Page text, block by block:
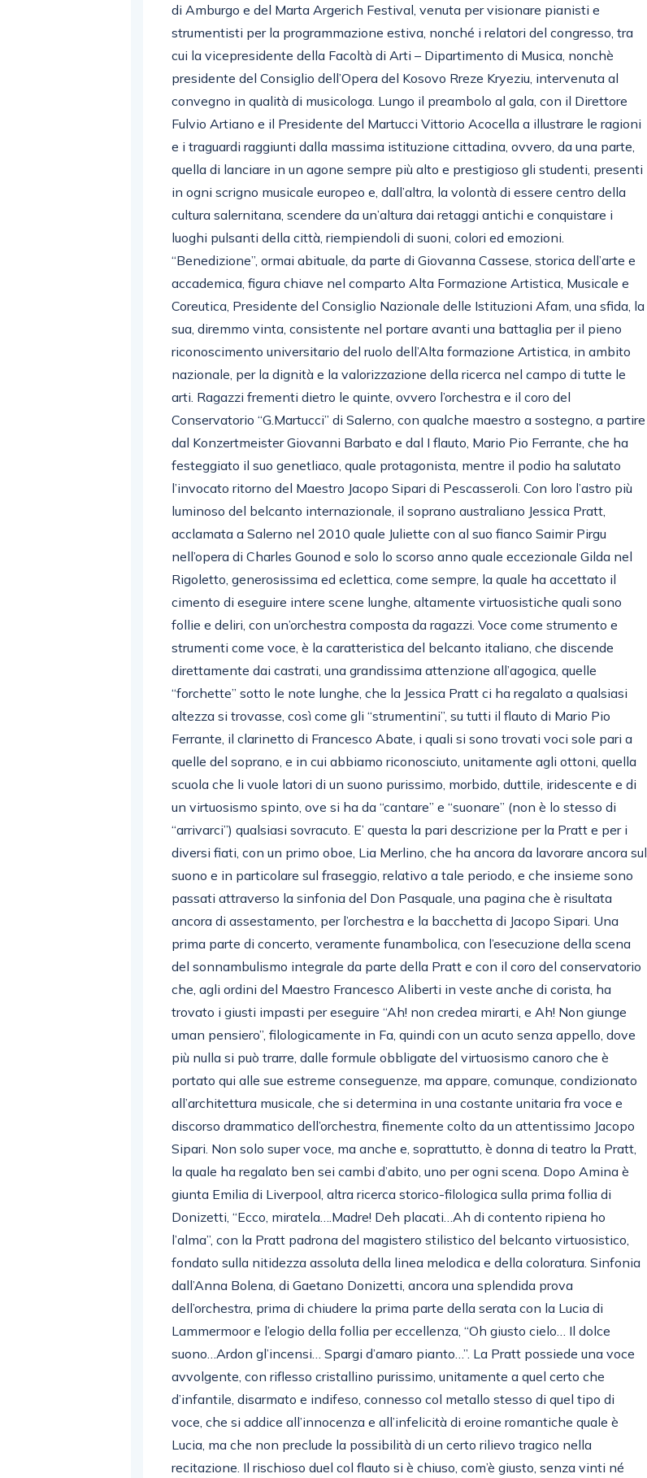
di Amburgo e del Marta Argerich Festival, venuta per visionare pianisti e
strumentisti per la programmazione estiva, nonché i relatori del congresso, tra
cui la vicepresidente della Facoltà di Arti – Dipartimento di Musica, nonchè
presidente del Consiglio dell’Opera del Kosovo Rreze Kryeziu, intervenuta al
convegno in qualità di musicologa. Lungo il preambolo al gala, con il Direttore
Fulvio Artiano e il Presidente del Martucci Vittorio Acocella a illustrare le ragioni
e i traguardi raggiunti dalla massima istituzione cittadina, ovvero, da una parte,
quella di lanciare in un agone sempre più alto e prestigioso gli studenti, presenti
in ogni scrigno musicale europeo e, dall’altra, la volontà di essere centro della
cultura salernitana, scendere da un’altura dai retaggi antichi e conquistare i
luoghi pulsanti della città, riempiendoli di suoni, colori ed emozioni.
“Benedizione”, ormai abituale, da parte di Giovanna Cassese, storica dell’arte e
accademica, figura chiave nel comparto Alta Formazione Artistica, Musicale e
Coreutica, Presidente del Consiglio Nazionale delle Istituzioni Afam, una sfida, la
sua, diremmo vinta, consistente nel portare avanti una battaglia per il pieno
riconoscimento universitario del ruolo dell’Alta formazione Artistica, in ambito
nazionale, per la dignità e la valorizzazione della ricerca nel campo di tutte le
arti. Ragazzi frementi dietro le quinte, ovvero l’orchestra e il coro del
Conservatorio “G.Martucci” di Salerno, con qualche maestro a sostegno, a partire
dal Konzertmeister Giovanni Barbato e dal I flauto, Mario Pio Ferrante, che ha
festeggiato il suo genetliaco, quale protagonista, mentre il podio ha salutato
l’invocato ritorno del Maestro Jacopo Sipari di Pescasseroli. Con loro l’astro più
luminoso del belcanto internazionale, il soprano australiano Jessica Pratt,
acclamata a Salerno nel 2010 quale Juliette con al suo fianco Saimir Pirgu
nell’opera di Charles Gounod e solo lo scorso anno quale eccezionale Gilda nel
Rigoletto, generosissima ed eclettica, come sempre, la quale ha accettato il
cimento di eseguire intere scene lunghe, altamente virtuosistiche quali sono
follie e deliri, con un’orchestra composta da ragazzi. Voce come strumento e
strumenti come voce, è la caratteristica del belcanto italiano, che discende
direttamente dai castrati, una grandissima attenzione all’agogica, quelle
“forchette” sotto le note lunghe, che la Jessica Pratt ci ha regalato a qualsiasi
altezza si trovasse, così come gli “strumentini”, su tutti il flauto di Mario Pio
Ferrante, il clarinetto di Francesco Abate, i quali si sono trovati voci sole pari a
quelle del soprano, e in cui abbiamo riconosciuto, unitamente agli ottoni, quella
scuola che li vuole latori di un suono purissimo, morbido, duttile, iridescente e di
un virtuosismo spinto, ove si ha da “cantare” e “suonare” (non è lo stesso di
“arrivarci”) qualsiasi sovracuto. E’ questa la pari descrizione per la Pratt e per i
diversi fiati, con un primo oboe, Lia Merlino, che ha ancora da lavorare ancora sul
suono e in particolare sul fraseggio, relativo a tale periodo, e che insieme sono
passati attraverso la sinfonia del Don Pasquale, una pagina che è risultata
ancora di assestamento, per l’orchestra e la bacchetta di Jacopo Sipari. Una
prima parte di concerto, veramente funambolica, con l’esecuzione della scena
del sonnambulismo integrale da parte della Pratt e con il coro del conservatorio
che, agli ordini del Maestro Francesco Aliberti in veste anche di corista, ha
trovato i giusti impasti per eseguire “Ah! non credea mirarti, e Ah! Non giunge
uman pensiero”, filologicamente in Fa, quindi con un acuto senza appello, dove
più nulla si può trarre, dalle formule obbligate del virtuosismo canoro che è
portato qui alle sue estreme conseguenze, ma appare, comunque, condizionato
all’architettura musicale, che si determina in una costante unitaria fra voce e
discorso drammatico dell’orchestra, finemente colto da un attentissimo Jacopo
Sipari. Non solo super voce, ma anche e, soprattutto, è donna di teatro la Pratt,
la quale ha regalato ben sei cambi d’abito, uno per ogni scena. Dopo Amina è
giunta Emilia di Liverpool, altra ricerca storico-filologica sulla prima follia di
Donizetti, “Ecco, miratela….Madre! Deh placati…Ah di contento ripiena ho
l’alma”, con la Pratt padrona del magistero stilistico del belcanto virtuosistico,
fondato sulla nitidezza assoluta della linea melodica e della coloratura. Sinfonia
dall’Anna Bolena, di Gaetano Donizetti, ancora una splendida prova
dell’orchestra, prima di chiudere la prima parte della serata con la Lucia di
Lammermoor e l’elogio della follia per eccellenza, “Oh giusto cielo… Il dolce
suono…Ardon gl’incensi… Spargi d’amaro pianto…”. La Pratt possiede una voce
avvolgente, con riflesso cristallino purissimo, unitamente a quel certo che
d’infantile, disarmato e indifeso, connesso col metallo stesso di quel tipo di
voce, che si addice all’innocenza e all’infelicità di eroine romantiche quale è
Lucia, ma che non preclude la possibilità di un certo rilievo tragico nella
recitazione. Il rischioso duel col flauto si è chiuso, com’è giusto, senza vinti né